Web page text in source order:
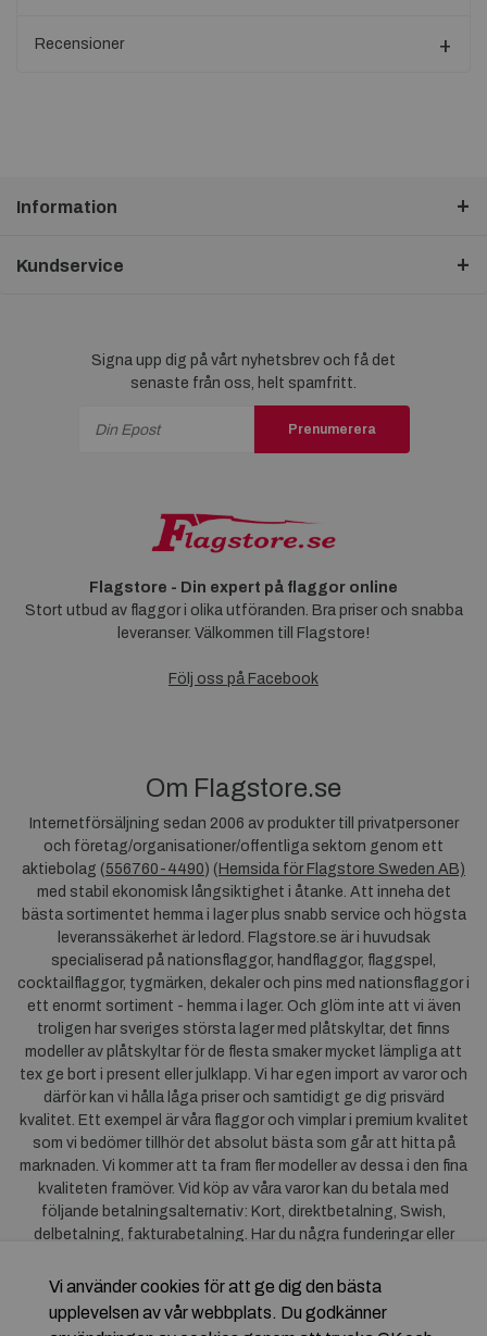
Recensioner
Information
Kundservice
Signa upp dig på vårt nyhetsbrev och få det
senaste från oss, helt spamfritt.
Prenumerera
Flagstore - Din expert på flaggor online
Stort utbud av flaggor i olika utföranden. Bra priser och snabba
leveranser. Välkommen till Flagstore!
Följ oss på Facebook
Om Flagstore.se
Internetförsäljning sedan 2006 av produkter till privatpersoner
och företag/organisationer/offentliga sektorn genom ett
aktiebolag (556760-4490) ( Hemsida för Flagstore Sweden AB)
med stabil ekonomisk långsiktighet i åtanke. Att inneha det
bästa sortimentet hemma i lager plus snabb service och högsta
leveranssäkerhet är ledord. Flagstore.se är i huvudsak
specialiserad på nationsflaggor, handflaggor, flaggspel,
cocktailflaggor, tygmärken, dekaler och pins med nationsflaggor i
ett enormt sortiment - hemma i lager. Och glöm inte att vi även
troligen har sveriges största lager med plåtskyltar, det finns
modeller av plåtskyltar för de flesta smaker mycket lämpliga att
tex ge bort i present eller julklapp. Vi har egen import av varor och
därför kan vi hålla låga priser och samtidigt ge dig prisvärd
kvalitet. Ett exempel är våra flaggor och vimplar i premium kvalitet
som vi bedömer tillhör det absolut bästa som går att hitta på
marknaden. Vi kommer att ta fram fler modeller av dessa i den fina
kvaliteten framöver. Vid köp av våra varor kan du betala med
följande betalningsalternativ: Kort, direktbetalning, Swish,
delbetalning, fakturabetalning. Har du några funderingar eller
dig till oss. För frågor kring Klarna kan duklicka här
Vi använder cookies för att ge dig den bästa
upplevelsen av vår webbplats. Du godkänner